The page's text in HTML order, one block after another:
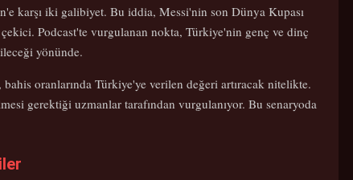
karşı iki galibiyet. Bu iddia, Messi'nin son Dünya Kupası
Podcast'te vurgulanan nokta, Türkiye'nin genç ve dinç
yönünde.
oranlarında Türkiye'ye verilen değeri artıracak nitelikte.
gerektiği uzmanlar tarafından vurgulanıyor. Bu senaryoda